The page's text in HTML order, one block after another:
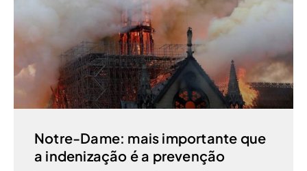
Notre-Dame: mais importante que
a indenização é a prevenção